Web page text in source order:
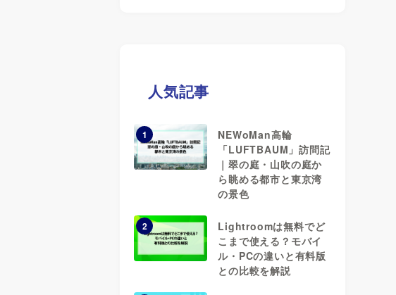
人気記事
1
NEWoMan高輪
「LUFTBAUM」訪問記
｜翠の庭・山吹の庭か
ら眺める都市と東京湾
の景色
2
Lightroomは無料でど
こまで使える？モバイ
ル・PCの違いと有料版
との比較を解説